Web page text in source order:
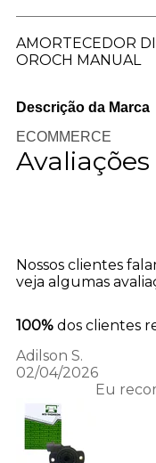
AMORTECEDOR
OROCH MANUAL
Descrição da Marca
ECOMMERCE
Nossos clientes
veja algumas
100% dos clientes
Adilson S.
02/04/2026
Eu